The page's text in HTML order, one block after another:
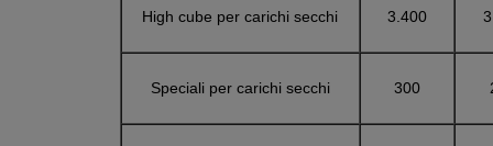
High cube per carichi secchi 3.400
Speciali per carichi secchi 300